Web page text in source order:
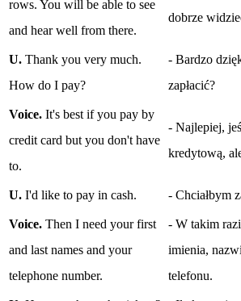
rows. You will be able to see
and hear well from there.
dobrze
U. Thank you very much.
How do I pay?
- Bardzo
zapłacić?
Voice. It's best if you pay by
credit card but you don't have
to.
- Najlepiej,
kredytową,
U. I'd like to pay in cash. - Chciałbym
Voice. Then I need your first
and last names and your
telephone number.
- W takim
imienia,
telefonu.